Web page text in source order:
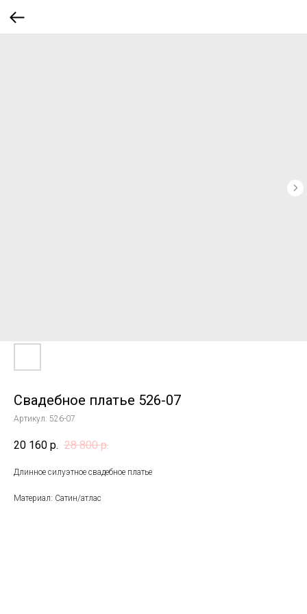
Свадебное платье 526-07
Артикул: 526-07
20 160 р. 28 800 р.
Длинное силуэтное свадебное платье
Материал: Сатин/атлас